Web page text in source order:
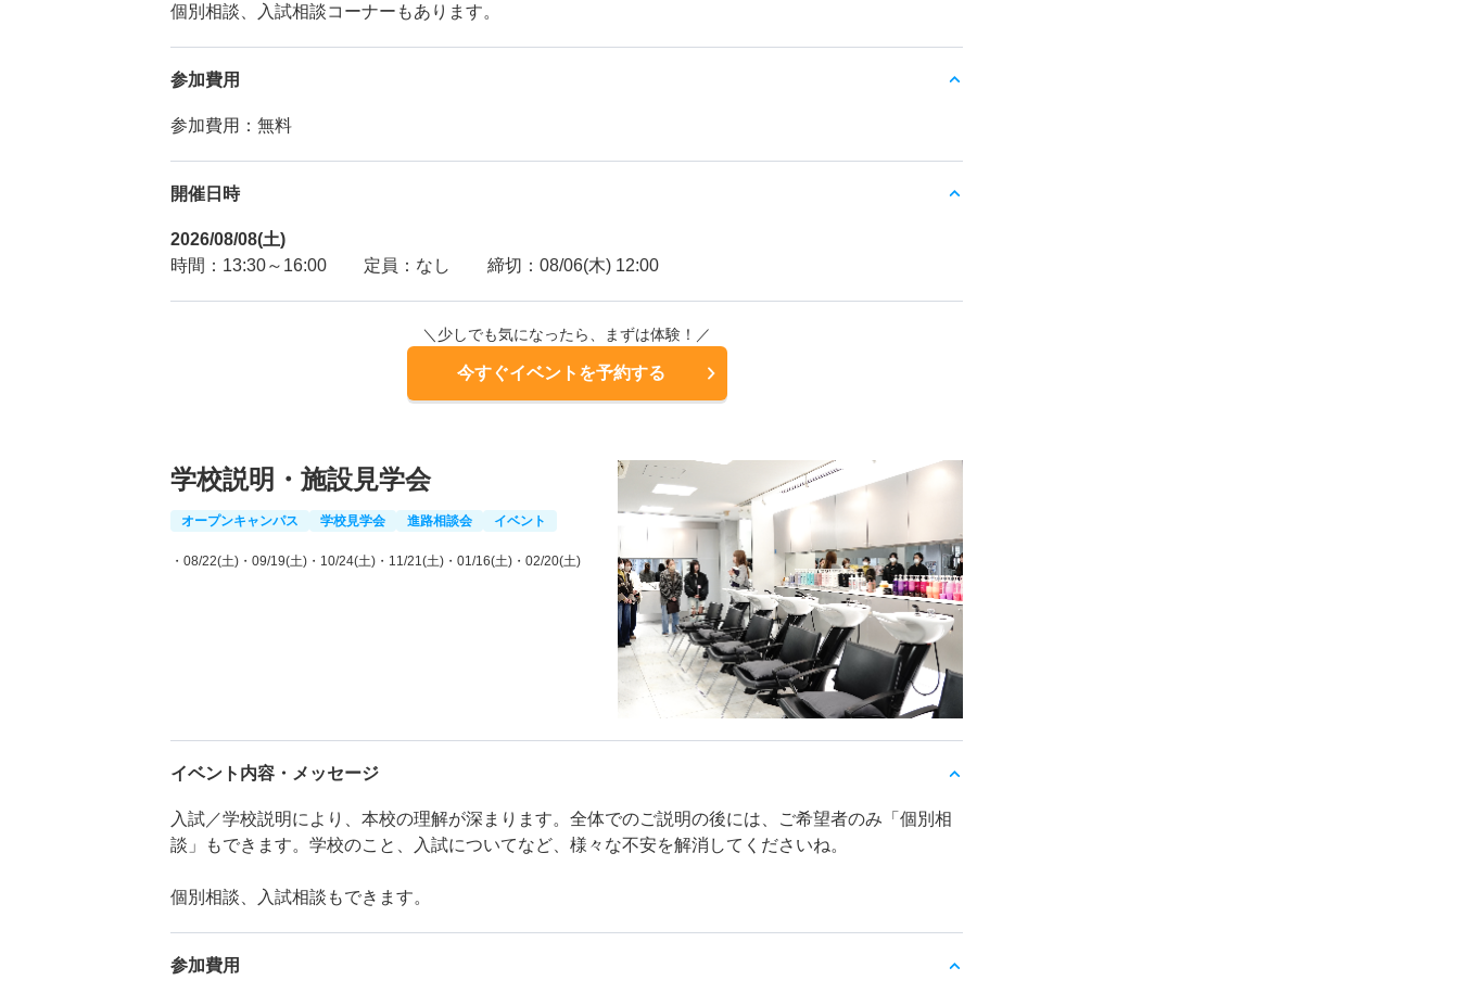
個別相談、入試相談コーナーもあります。
参加費用
参加費用：無料
開催日時
2026/08/08(土)
時間：13:30～16:00
定員：なし 締切：08/06(木) 12:00
＼少しでも気になったら、まずは体験！／
今すぐイベントを予約する
学校説明・施設見学会
オープンキャンパス 学校見学会 進路相談会 イベント
・08/22(土) ・09/19(土) ・10/24(土) ・11/21(土) ・01/16(土) ・02/20(土)
イベント内容・メッセージ
入試／学校説明により、本校の理解が深まります。全体でのご説明の後には、ご希望者のみ「個別相
談」もできます。学校のこと、入試についてなど、様々な不安を解消してくださいね。
個別相談、入試相談もできます。
参加費用